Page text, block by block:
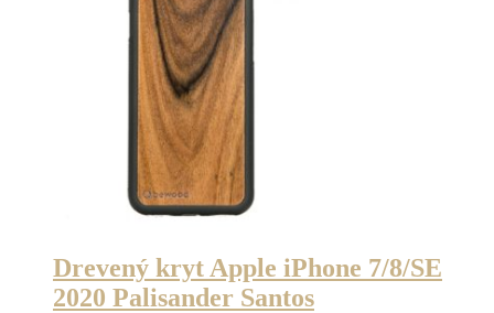
Drevený kryt Apple iPhone 7/8/SE
2020 Palisander Santos